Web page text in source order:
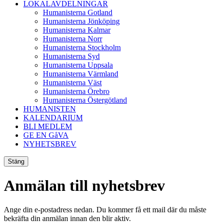
LOKALAVDELNINGAR
Humanisterna Gotland
Humanisterna Jönköping
Humanisterna Kalmar
Humanisterna Norr
Humanisterna Stockholm
Humanisterna Syd
Humanisterna Uppsala
Humanisterna Värmland
Humanisterna Väst
Humanisterna Örebro
Humanisterna Östergötland
HUMANISTEN
KALENDARIUM
BLI MEDLEM
GE EN GåVA
NYHETSBREV
Stäng
Anmälan till nyhetsbrev
Ange din e-postadress nedan. Du kommer få ett mail där du måste
bekräfta din anmälan innan den blir aktiv.